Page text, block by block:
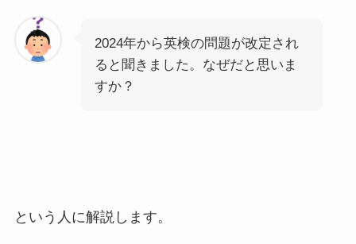
2024年から英検の問題が改定され
ると聞きました。なぜだと思いま
すか？
という人に解説します。